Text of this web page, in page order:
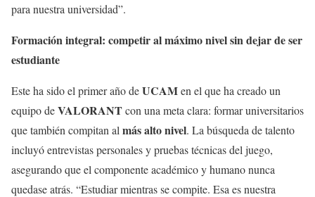
para nuestra universidad”.
Formación integral: competir al máximo nivel sin dejar de ser
estudiante
Este ha sido el primer año deUCAMen el que ha creado un
equipo deVALORANTcon una meta clara: formar universitarios
que también compitan al más alto nivel. La búsqueda de talento
incluyó entrevistas personales y pruebas técnicas del juego,
asegurando que el componente académico y humano nunca
quedase atrás. “Estudiar mientras se compite. Esa es nuestra